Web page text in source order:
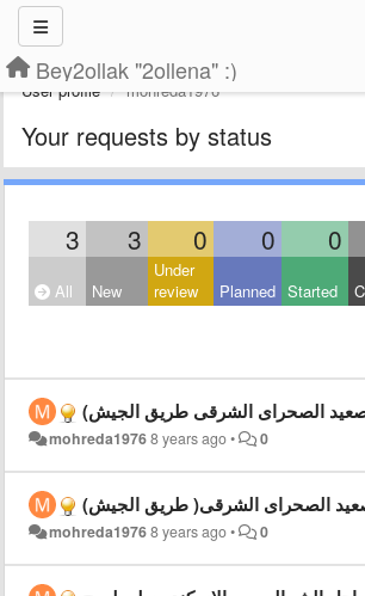
Bey2ollak "2ollena" :)
User profile mohreda1976
Your requests by status
3 3 0 0 0
All New
Under
review
Planned Started
طريق الصعيد الصحراى الشرقى طريق الجيش
mohreda19768 years ago• 0
طريق الصعيد الصحراى الشرقى( طريق الجيش
mohreda19768 years ago• 0